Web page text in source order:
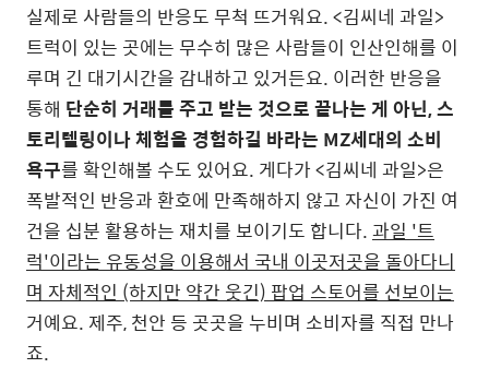
실제로 사람들의 반응도 무척 뜨거워요. <김씨네 과일>
트럭이 있는 곳에는 무수히 많은 사람들이 인산인해를 이
루며 긴 대기시간을 감내하고 있거든요. 이러한 반응을
통해 단순히 거래를 주고 받는 것으로 끝나는 게 아닌, 스
토리텔링이나 체험을 경험하길 바라는 MZ세대의 소비
욕구를 확인해볼 수도 있어요. 게다가 <김씨네 과일>은
폭발적인 반응과 환호에 만족해하지 않고 자신이 가진 여
건을 십분 활용하는 재치를 보이기도 합니다.과일 '트
럭'이라는 유동성을 이용해서 국내 이곳저곳을 돌아다니
며 자체적인 (하지만 약간 웃긴) 팝업 스토어를 선보이는
거예요. 제주, 천안 등 곳곳을 누비며 소비자를 직접 만나
죠.